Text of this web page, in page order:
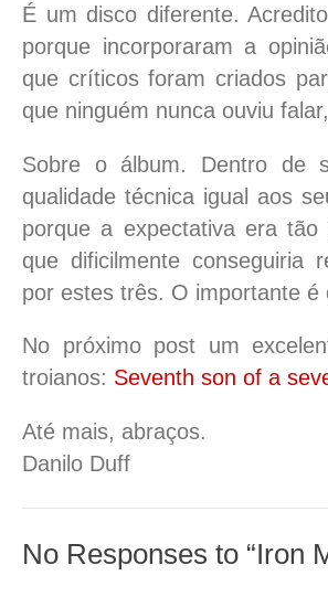
É um disco diferente.
porque incorporaram a
que críticos foram criados
que ninguém nunca ouviu
Sobre o álbum. Dentro de
qualidade técnica igual aos
porque a expectativa era
que dificilmente conseguiria
por estes três. O importante
No próximo post um
troianos: Seventh son of a
Até mais, abraços.
Danilo Duff
No Responses to “Iron